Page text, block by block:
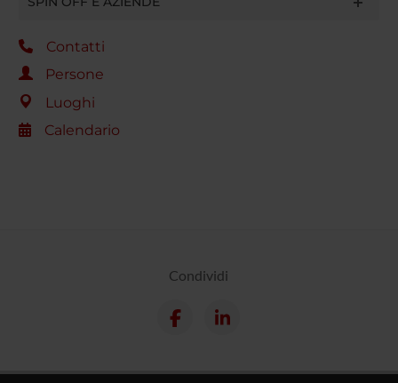
Contatti
Persone
Luoghi
Calendario
Condividi